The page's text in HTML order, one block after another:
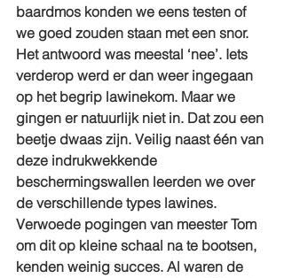
baardmos konden we eens testen of
we goed zouden staan met een snor.
Het antwoord was meestal ‘nee’. Iets
verderop werd er dan weer ingegaan
op het begrip lawinekom. Maar we
gingen er natuurlijk niet in. Dat zou een
beetje dwaas zijn. Veilig naast één van
deze indrukwekkende
beschermingswallen leerden we over
de verschillende types lawines.
Verwoede pogingen van meester Tom
om dit op kleine schaal na te bootsen,
kenden weinig succes. Al waren de